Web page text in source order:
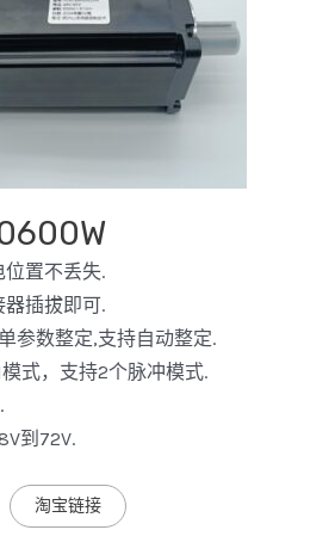
置不丢失.
插拔即可.
参数整定,支持自动整定.
式，支持2个脉冲模式.
到72V.
淘宝链接